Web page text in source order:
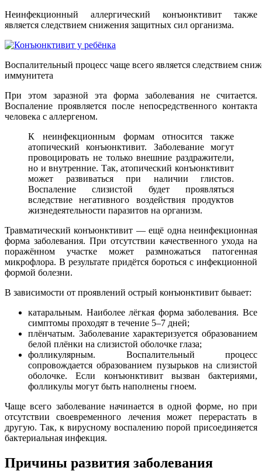
Неинфекционный аллергический конъюнктивит также
является следствием снижения защитных сил организма.
Воспалительный процесс чаще всего является следствием
иммунитета
При этом заразной эта форма заболевания не считается.
Воспаление проявляется после непосредственного контакта
человека с аллергеном.
К неинфекционным формам относится также
атопический конъюнктивит. Заболевание могут
провоцировать не только внешние раздражители,
но и внутренние. Так, атопический конъюнктивит
может развиваться при наличии глистов.
Воспаление слизистой будет проявляться
вследствие негативного воздействия продуктов
жизнедеятельности паразитов на организм.
Травматический конъюнктивит — ещё одна неинфекционная
форма заболевания. При отсутствии качественного ухода на
поражённом участке может размножаться патогенная
микрофлора. В результате придётся бороться с инфекционной
формой болезни.
В зависимости от проявлений острый конъюнктивит бывает:
катаральным. Наиболее лёгкая форма заболевания. Все
симптомы проходят в течение 5–7 дней;
плёнчатым. Заболевание характеризуется образованием
белой плёнки на слизистой оболочке глаза;
фолликулярным. Воспалительный процесс
сопровождается образованием пузырьков на слизистой
оболочке. Если конъюнктивит вызван бактериями,
фолликулы могут быть наполнены гноем.
Чаще всего заболевание начинается в одной форме, но при
отсутствии своевременного лечения может перерастать в
другую. Так, к вирусному воспалению порой присоединяется
бактериальная инфекция.
Причины развития заболевания